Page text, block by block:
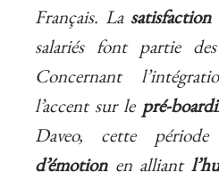
Français. La satisfaction
salariés font partie
Concernant
l’accent sur lepré-
Daveo, cette
d’émotionen alliant